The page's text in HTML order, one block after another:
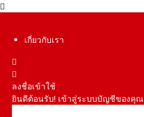
เกี่ยวกับเรา
ลงชื่อเข้าใช้
ยินดีต้อนรับ! เข้าสู่ระบบบัญชีของคุณ